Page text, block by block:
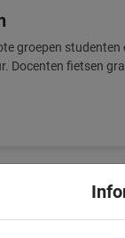
groepen studenten
Docenten fietsen